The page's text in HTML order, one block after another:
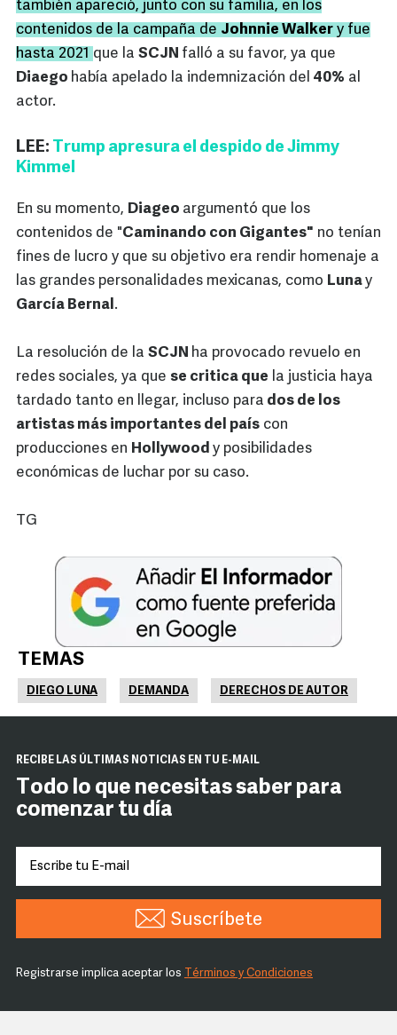
también apareció, junto con su familia, en los
contenidos de la campaña de Johnnie Walker y fue
hasta 2021 que la SCJN falló a su favor, ya que
Diaego había apelado la indemnización del 40% al
actor.
LEE: Trump apresura el despido de Jimmy
Kimmel
En su momento, Diageo argumentó que los
contenidos de "Caminando con Gigantes" no tenían
fines de lucro y que su objetivo era rendir homenaje a
las grandes personalidades mexicanas, como Lunay
García Bernal.
La resolución de la SCJN ha provocado revuelo en
redes sociales, ya que se critica que la justicia haya
tardado tanto en llegar, incluso para dos de los
artistas más importantes del país con
producciones en Hollywood y posibilidades
económicas de luchar por su caso.
TG
TEMAS
DIEGO LUNA DEMANDA DERECHOS DE AUTOR
RECIBE LAS ÚLTIMAS NOTICIAS EN TU E-MAIL
Todo lo que necesitas saber para
comenzar tu día
Suscríbete
Registrarse implica aceptar los Términos y Condiciones